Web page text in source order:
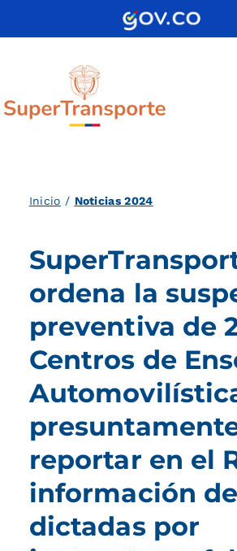
Inicio / Noticias 2024
ordena la
preventiva de
Centros de
reportar en el
información
dictadas por